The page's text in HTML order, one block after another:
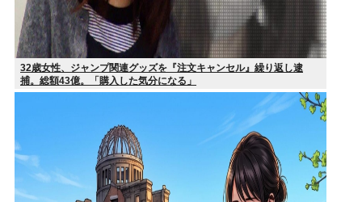
32歳女性、ジャンプ関連グッズを『注文キャンセル』繰り返し逮
捕。総額43億。「購入した気分になる」